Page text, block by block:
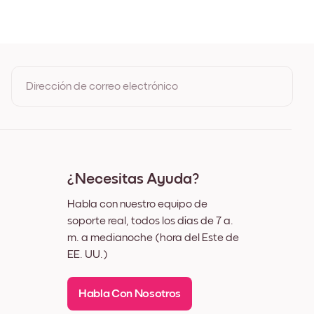
Dirección de correo electrónico
¿Necesitas Ayuda?
Habla con nuestro equipo de
soporte real, todos los días de 7 a.
m. a medianoche (hora del Este de
EE. UU.)
Habla Con Nosotros